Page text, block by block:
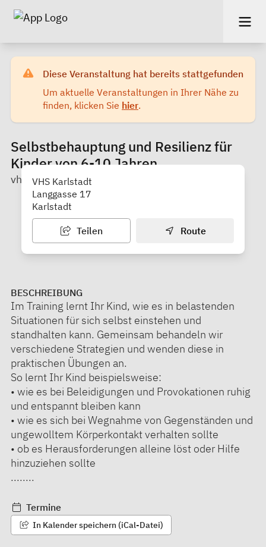
Diese Veranstaltung hat bereits stattgefunden
Um aktuelle Veranstaltungen in Ihrer Nähe zu
finden, klicken Sie hier.
Selbstbehauptung und Resilienz für
Kinder von 6-10 Jahren
vhs Karlstadt
VHS Karlstadt
Langgasse 17
Karlstadt
Teilen Route
BESCHREIBUNG
Im Training lernt Ihr Kind, wie es in belastenden
Situationen für sich selbst einstehen und
standhalten kann. Gemeinsam behandeln wir
verschiedene Strategien und wenden diese in
praktischen Übungen an.
So lernt Ihr Kind beispielsweise:
• wie es bei Beleidigungen und Provokationen ruhig
und entspannt bleiben kann
• wie es sich bei Wegnahme von Gegenständen und
ungewolltem Körperkontakt verhalten sollte
• ob es Herausforderungen alleine löst oder Hilfe
hinzuziehen sollte
........
Termine
In Kalender speichern (iCal-Datei)